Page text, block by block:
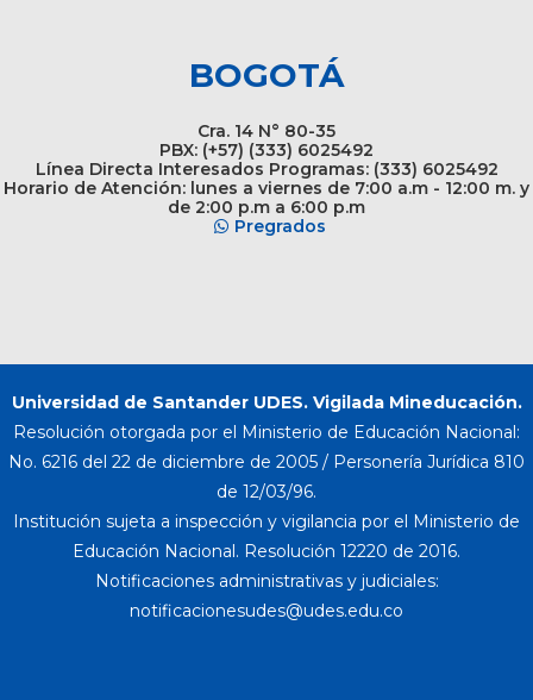
BOGOTÁ
Cra. 14 N° 80-35
PBX: (+57) (333) 6025492
Línea Directa Interesados Programas: (333) 6025492
Horario de Atención: lunes a viernes de 7:00 a.m - 12:00 m. y
de 2:00 p.m a 6:00 p.m
Pregrados
Universidad de Santander UDES. Vigilada Mineducación.
Resolución otorgada por el Ministerio de Educación Nacional:
No. 6216 del 22 de diciembre de 2005 / Personería Jurídica 810
de 12/03/96.
Institución sujeta a inspección y vigilancia por el Ministerio de
Educación Nacional. Resolución 12220 de 2016.
Notificaciones administrativas y judiciales: